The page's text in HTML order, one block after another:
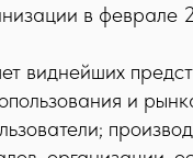
в феврале
виднейших
и